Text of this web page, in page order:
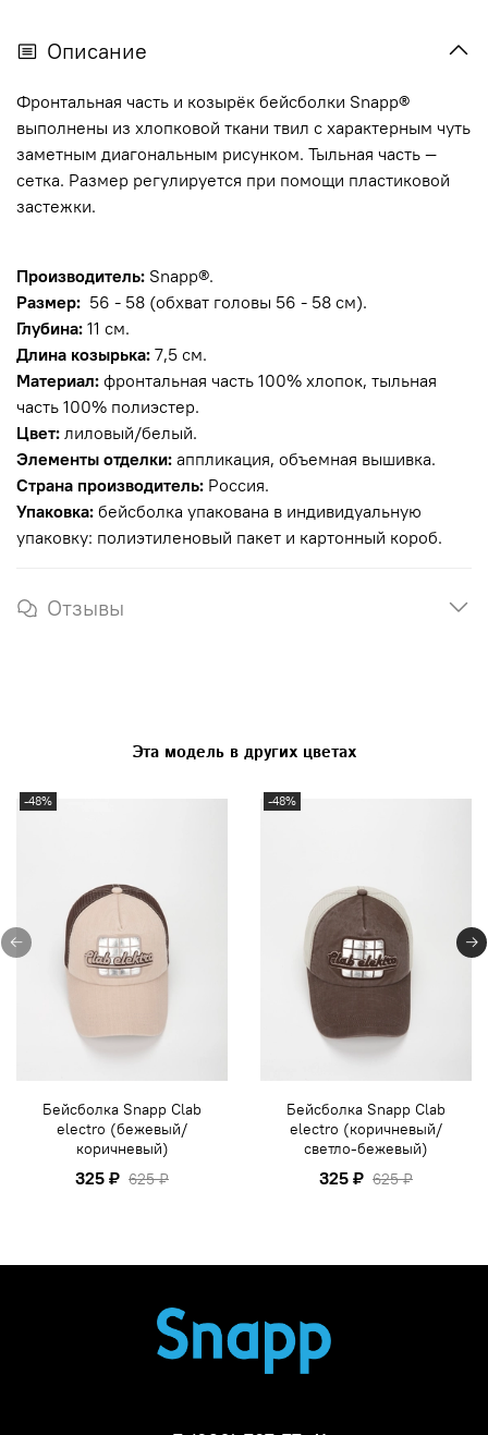
Описание
Фронтальная часть и козырёк бейсболки Snapp®
выполнены из хлопковой ткани твил с характерным чуть
заметным диагональным рисунком. Тыльная часть —
сетка. Размер регулируется при помощи пластиковой
застежки.
Производитель: Snapp®.
Размер: 56 - 58 (обхват головы 56 - 58 см).
Глубина: 11 см.
Длина козырька: 7,5 см.
Материал: фронтальная часть 100% хлопок, тыльная
часть 100% полиэстер.
Цвет: лиловый/белый.
Элементы отделки: аппликация, объемная вышивка.
Страна производитель: Россия.
Упаковка: бейсболка упакована в индивидуальную
упаковку: полиэтиленовый пакет и картонный короб.
Отзывы
Эта модель в других цветах
-48%
Бейсболка Snapp Clab
electro (бежевый/
коричневый)
325 ₽ 625 ₽
-48%
Бейсболка Snapp Clab
electro (коричневый/
светло-бежевый)
325 ₽ 625 ₽